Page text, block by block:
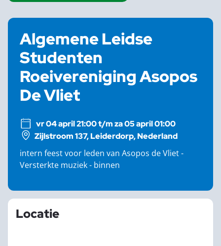
Algemene Leidse
Studenten
Roeivereniging Asopos
De Vliet
vr 04 april 21:00 t/m za 05 april 01:00
Zijlstroom 137, Leiderdorp, Nederland
intern feest voor leden van Asopos de Vliet -
Versterkte muziek - binnen
Locatie